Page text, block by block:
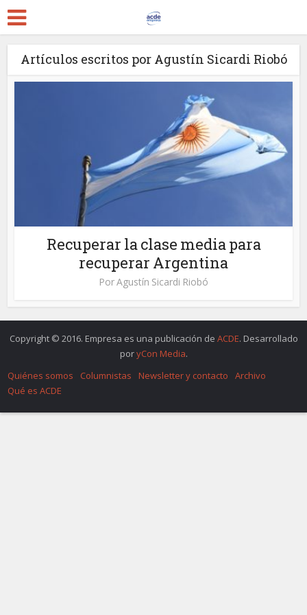
Artículos escritos por Agustín Sicardi Riobó
Recuperar la clase media para
recuperar Argentina
PorAgustín Sicardi Riobó
Copyright © 2016. Empresa es una publicación de ACDE. Desarrollado
poryCon Media.
Quiénes somos
Columnistas Newsletter y contacto
Archivo
Qué es ACDE